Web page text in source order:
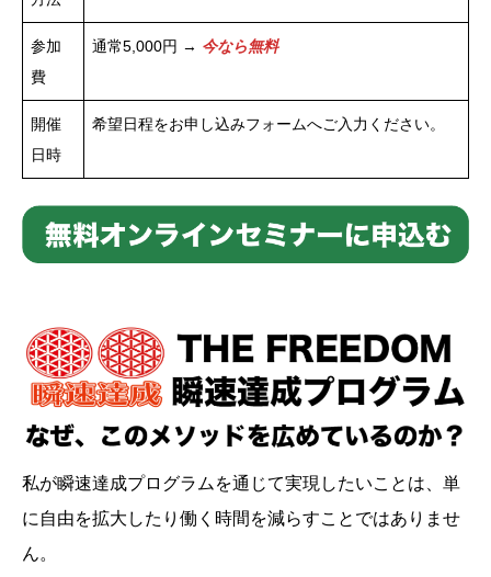
参加
費
通常5,000円 → 今なら無料
開催
日時
希望日程をお申し込みフォームへご入力ください。
私が瞬速達成プログラムを通じて実現したいことは、単
に自由を拡大したり働く時間を減らすことではありませ
ん。